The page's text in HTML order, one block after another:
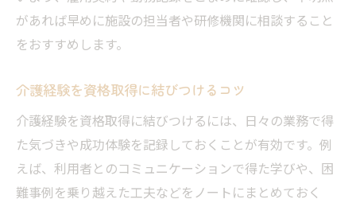
があれば早めに施設の担当者や研修機関に相談すること
をおすすめします。
介護経験を資格取得に結びつけるコツ
介護経験を資格取得に結びつけるには、日々の業務で得
た気づきや成功体験を記録しておくことが有効です。例
えば、利用者とのコミュニケーションで得た学びや、困
難事例を乗り越えた工夫などをノートにまとめておく